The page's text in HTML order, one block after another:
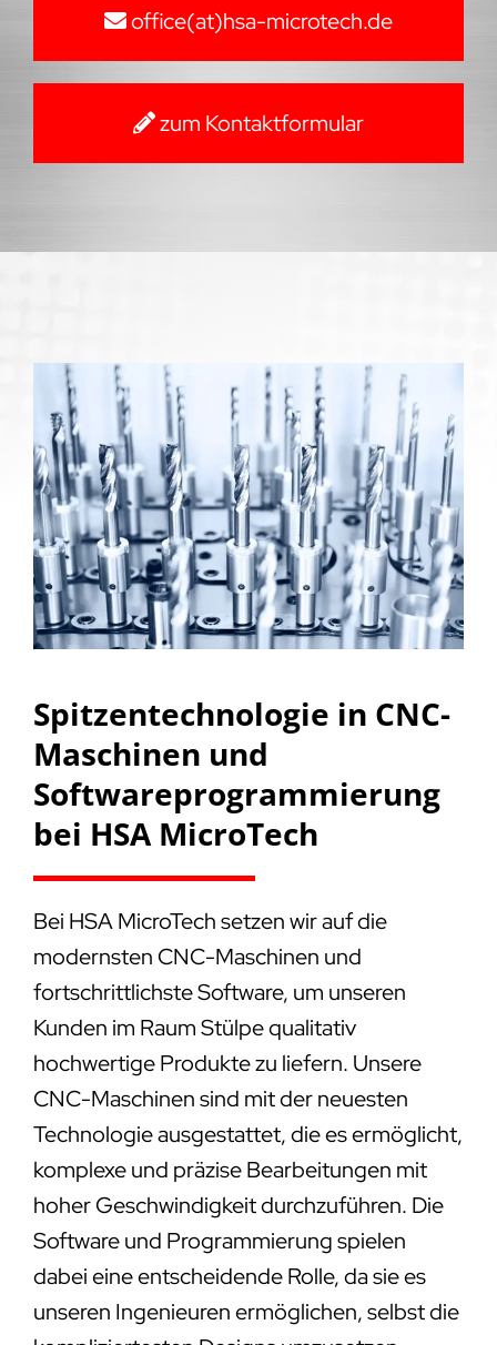
office(at)hsa-microtech.de
zum Kontaktformular
Spitzentechnologie in CNC-
Maschinen und
Softwareprogrammierung
bei HSA MicroTech
Bei HSA MicroTech setzen wir auf die
modernsten CNC-Maschinen und
fortschrittlichste Software, um unseren
Kunden im Raum Stülpe qualitativ
hochwertige Produkte zu liefern. Unsere
CNC-Maschinen sind mit der neuesten
Technologie ausgestattet, die es ermöglicht,
komplexe und präzise Bearbeitungen mit
hoher Geschwindigkeit durchzuführen. Die
Software und Programmierung spielen
dabei eine entscheidende Rolle, da sie es
unseren Ingenieuren ermöglichen, selbst die